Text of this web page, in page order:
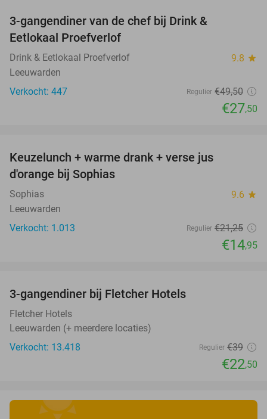
3-gangendiner van de chef bij Drink &
Eetlokaal Proefverlof
Drink & Eetlokaal Proefverlof 9.8 star
Leeuwarden
Verkocht: 447
Regulier €49,50
€27,50
Keuzelunch + warme drank + verse jus
d'orange bij Sophias
Sophias 9.6 star
Leeuwarden
Verkocht: 1.013
Regulier €21,25
€14,95
3-gangendiner bij Fletcher Hotels
Fletcher Hotels
Leeuwarden (+ meerdere locaties)
Verkocht: 13.418
Regulier €39
€22,50